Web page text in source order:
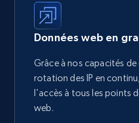
Données web en
Grâce à nos capacités
rotation des IP en
l'accès à tous les points
web.